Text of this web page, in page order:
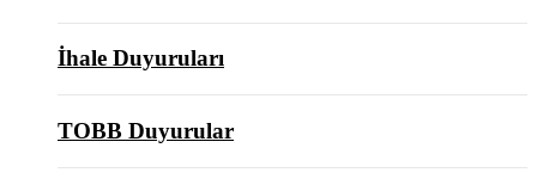
İhale Duyuruları
TOBB Duyurular